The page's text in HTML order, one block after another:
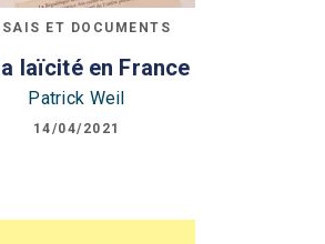
ET DOCUMENTS
laïcité en France
Patrick Weil
14/04/2021